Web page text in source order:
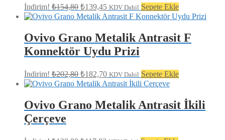
İndirim! ₺154,80 Orijinal
fiyat:
₺139,45 Şu
andaki
fiyat:
₺139,45.
KDV Dahil Sepete Ekle
Ovivo Grano Metalik Antrasit F
Konnektör Uydu Prizi
İndirim! ₺202,80 Orijinal
fiyat:
₺182,70Şu
andaki
fiyat:
₺182,70.
KDV Dahil Sepete Ekle
Ovivo Grano Metalik Antrasit İkili
Çerçeve